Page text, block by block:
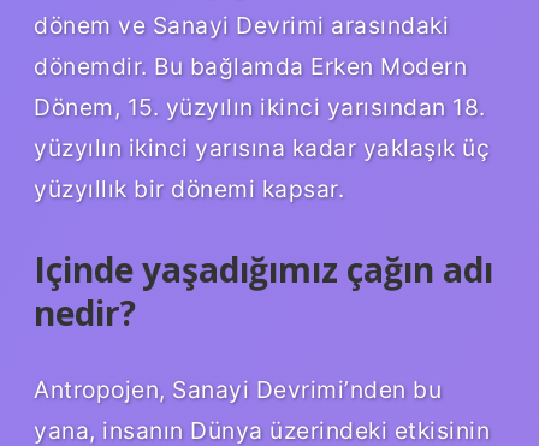
dönem ve Sanayi Devrimi arasındaki
dönemdir. Bu bağlamda Erken Modern
Dönem, 15. yüzyılın ikinci yarısından 18.
yüzyılın ikinci yarısına kadar yaklaşık üç
yüzyıllık bir dönemi kapsar.
Içinde yaşadığımız çağın adı
nedir?
Antropojen, Sanayi Devrimi’nden bu
yana, insanın Dünya üzerindeki etkisinin